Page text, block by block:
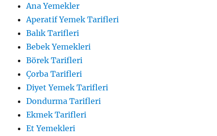
Ana Yemekler
Aperatif Yemek Tarifleri
Balık Tarifleri
Bebek Yemekleri
Börek Tarifleri
Çorba Tarifleri
Diyet Yemek Tarifleri
Dondurma Tarifleri
Ekmek Tarifleri
Et Yemekleri